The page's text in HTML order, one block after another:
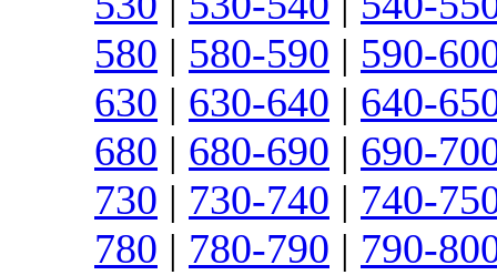
580 | 580-590 | 590-
630 | 630-640 | 640-
680 | 680-690 | 690-
730 | 730-740 | 740-
780 | 780-790 | 790-